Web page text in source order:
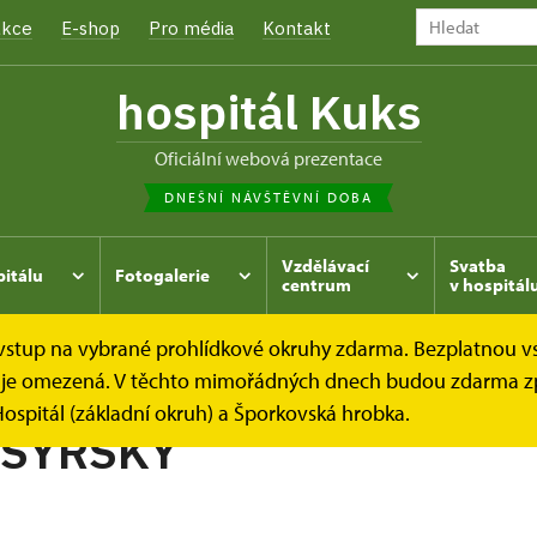
E-shop Pro média Kontakt
hospitál Kuks
oficiální webová prezentace
DNEŠNÍ NÁVŠTĚVNÍ DOBA
Fotogalerie
Vzdělávací
centrum
Svatba
v
na vybrané prohlídkové okruhy zdarma. Bezplatnou
omezená. V těchto mimořádných dnech budou zdarma
(základní okruh) a Šporkovská hrobka.
Kukský herbář - aneb co u nás roste... IBIŠEK